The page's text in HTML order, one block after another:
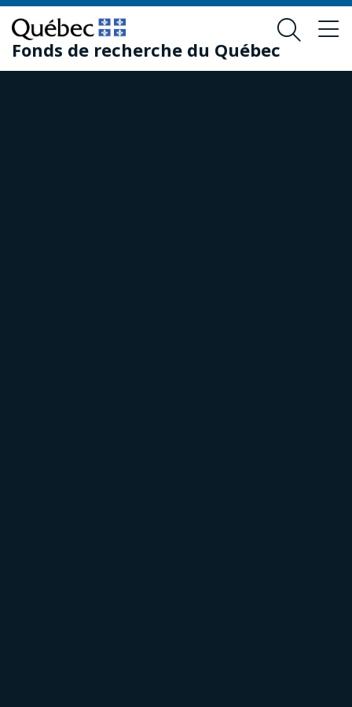
Passer
au
contenu
principal
Passer
au
pied
de
Fonds de recherche du Québec